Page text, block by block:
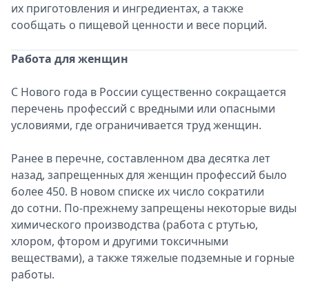
их приготовления и ингредиентах, а также
сообщать о пищевой ценности и весе порций.
Работа для женщин
С Нового года в России существенно сокращается
перечень профессий с вредными или опасными
условиями, где ограничивается труд женщин.
Ранее в перечне, составленном два десятка лет
назад, запрещенных для женщин профессий было
более 450. В новом списке их число сократили
до сотни. По-прежнему запрещены некоторые виды
химического производства (работа с ртутью,
хлором, фтором и другими токсичными
веществами), а также тяжелые подземные и горные
работы.